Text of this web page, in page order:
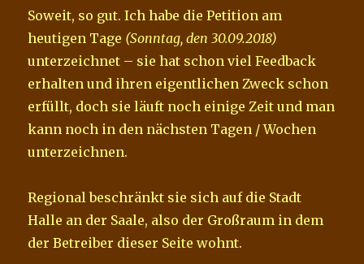
Soweit, so gut. Ich habe die Petition am
heutigen Tage (Sonntag, den 30.09.2018)
unterzeichnet – sie hat schon viel Feedback
erhalten und ihren eigentlichen Zweck schon
erfüllt, doch sie läuft noch einige Zeit und man
kann noch in den nächsten Tagen / Wochen
unterzeichnen.
Regional beschränkt sie sich auf die Stadt
Halle an der Saale, also der Großraum in dem
der Betreiber dieser Seite wohnt.